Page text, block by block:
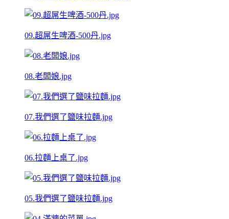
09.超屌生啤酒-500丹.jpg
08.老闆娘.jpg
07.我們選了鹽味拉麵.jpg
06.拉麵上桌了.jpg
05.我們選了鹽味拉麵.jpg